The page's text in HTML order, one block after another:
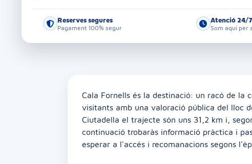
Reserves segures
Pagament 100% segur
Atenció 24/7
Som aquí per
Cala Fornells és la destinació: un racó de la
visitants amb una valoració pública del lloc
Ciutadella el trajecte són uns 31,2 km i,
continuació trobaràs informació pràctica i
esperar a l'accés i recomanacions segons